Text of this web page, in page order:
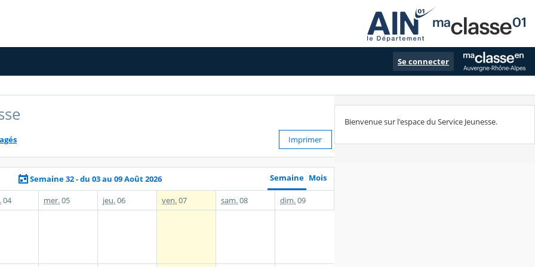
Se connecter
Imprimer
Semaine 32 - du 03 au 09 Août 2026 Semaine Mois
04 mer.05 jeu.06 ven.07 sam.08 dim.09
Bienvenue sur l'espace du Service Jeunesse.